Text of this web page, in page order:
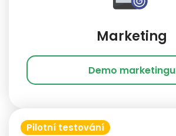
Marketing
Demo marketingu
Pilotní testování